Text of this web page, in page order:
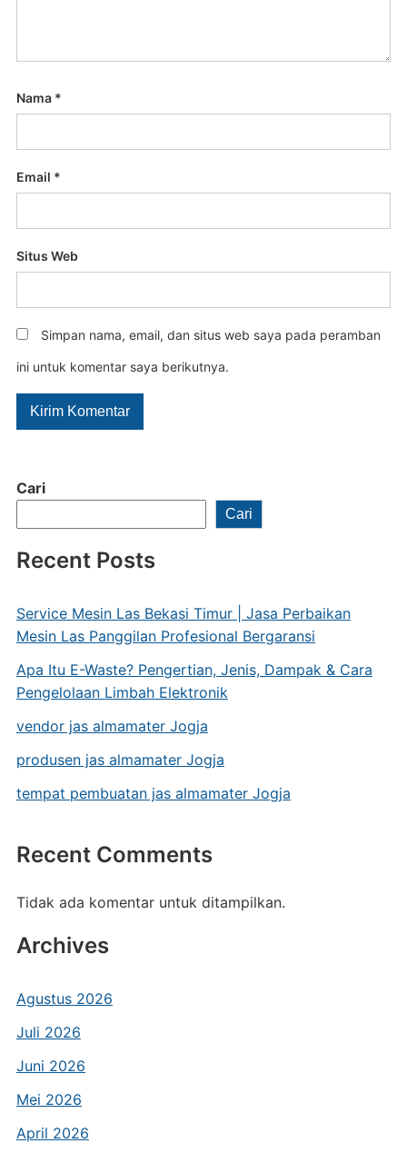
Cari
Cari
Recent Posts
Service Mesin Las Bekasi Timur | Jasa Perbaikan
Mesin Las Panggilan Profesional Bergaransi
Apa Itu E-Waste? Pengertian, Jenis, Dampak & Cara
Pengelolaan Limbah Elektronik
vendor jas almamater Jogja
produsen jas almamater Jogja
tempat pembuatan jas almamater Jogja
Recent Comments
Tidak ada komentar untuk ditampilkan.
Archives
Agustus 2026
Juli 2026
Juni 2026
Mei 2026
April 2026
Nama *
Email *
Situs Web
Simpan nama, email, dan situs web saya pada peramban
ini untuk komentar saya berikutnya.